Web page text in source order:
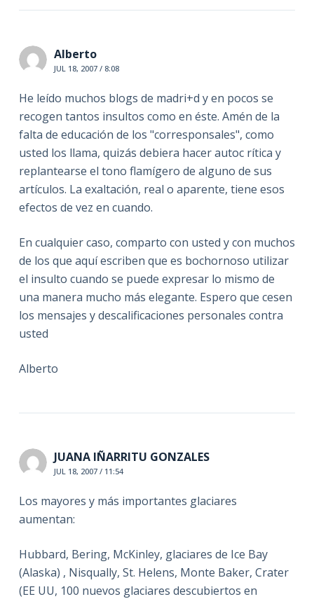
Alberto
JUL 18, 2007 / 8:08
He leído muchos blogs de madri+d y en pocos se
recogen tantos insultos como en éste. Amén de la
falta de educación de los "corresponsales", como
usted los llama, quizás debiera hacer autoc rítica y
replantearse el tono flamígero de alguno de sus
artículos. La exaltación, real o aparente, tiene esos
efectos de vez en cuando.
En cualquier caso, comparto con usted y con muchos
de los que aquí escriben que es bochornoso utilizar
el insulto cuando se puede expresar lo mismo de
una manera mucho más elegante. Espero que cesen
los mensajes y descalificaciones personales contra
usted
Alberto
JUANA IÑARRITU GONZALES
JUL 18, 2007 / 11:54
Los mayores y más importantes glaciares
aumentan:
Hubbard, Bering, McKinley, glaciares de Ice Bay
(Alaska) , Nisqually, St. Helens, Monte Baker, Crater
(EE UU, 100 nuevos glaciares descubiertos en